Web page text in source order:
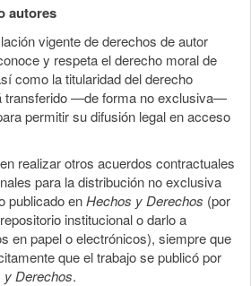
autores
vigente de derechos de autor
y respeta el derecho moral de
como la titularidad del derecho
transferido —de forma no exclusiva—
permitir su difusión legal en acceso
realizar otros acuerdos contractuales
para la distribución no exclusiva
publicado enHechos y Derechos (por
institucional o darlo a
en papel o electrónicos), siempre que
que el trabajo se publicó por
y Derechos.